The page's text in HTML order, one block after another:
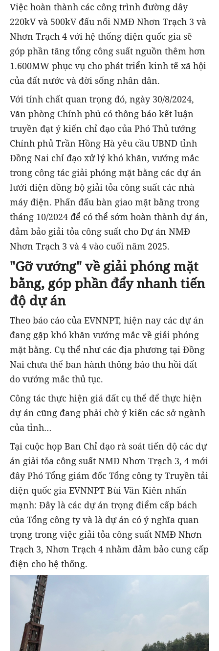
Việc hoàn thành các công trình đường dây
220kV và 500kV đấu nối NMĐ Nhơn Trạch 3 và
Nhơn Trạch 4 với hệ thống điện quốc gia sẽ
góp phần tăng tổng công suất nguồn thêm hơn
1.600MW phục vụ cho phát triển kinh tế xã hội
của đất nước và đời sống nhân dân.
Với tính chất quan trọng đó, ngày 30/8/2024,
Văn phòng Chính phủ có thông báo kết luận
truyền đạt ý kiến chỉ đạo của Phó Thủ tướng
Chính phủ Trần Hồng Hà yêu cầu UBND tỉnh
Đồng Nai chỉ đạo xử lý khó khăn, vướng mắc
trong công tác giải phóng mặt bằng các dự án
lưới điện đồng bộ giải tỏa công suất các nhà
máy điện. Phấn đấu bàn giao mặt bằng trong
tháng 10/2024 để có thể sớm hoàn thành dự án,
đảm bảo giải tỏa công suất cho Dự án NMĐ
Nhơn Trạch 3 và 4 vào cuối năm 2025.
"Gỡ vướng" về giải phóng mặt
bằng, góp phần đẩy nhanh tiến
độ dự án
Theo báo cáo của EVNNPT, hiện nay các dự án
đang gặp khó khăn vướng mắc về giải phóng
mặt bằng. Cụ thể như các địa phương tại Đồng
Nai chưa thể ban hành thông báo thu hồi đất
do vướng mắc thủ tục.
Công tác thực hiện giá đất cụ thể để thực hiện
dự án cũng đang phải chờ ý kiến các sở ngành
của tỉnh…
Tại cuộc họp Ban Chỉ đạo rà soát tiến độ các dự
án giải tỏa công suất NMĐ Nhơn Trạch 3, 4 mới
đây Phó Tổng giám đốc Tổng công ty Truyền tải
điện quốc gia EVNNPT Bùi Văn Kiên nhấn
mạnh: Đây là các dự án trọng điểm cấp bách
của Tổng công ty và là dự án có ý nghĩa quan
trọng trong việc giải tỏa công suất NMĐ Nhơn
Trạch 3, Nhơn Trạch 4 nhằm đảm bảo cung cấp
điện cho hệ thống.